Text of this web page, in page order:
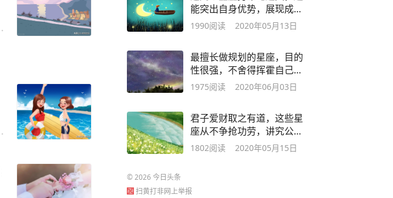
能突出自身优势，展现成熟
魅力
1990阅读 2020年05月13日
最擅长做规划的星座，目的
性很强，不舍得挥霍自己的
人生
1975阅读 2020年06月03日
君子爱财取之有道，这些星
座从不争抢功劳，讲究公平
公正
1802阅读 2020年05月15日
©2026今日头条
扫黄打非网上举报